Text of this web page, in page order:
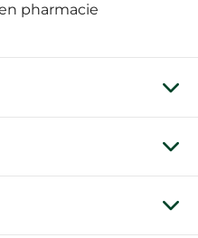
pharmacie